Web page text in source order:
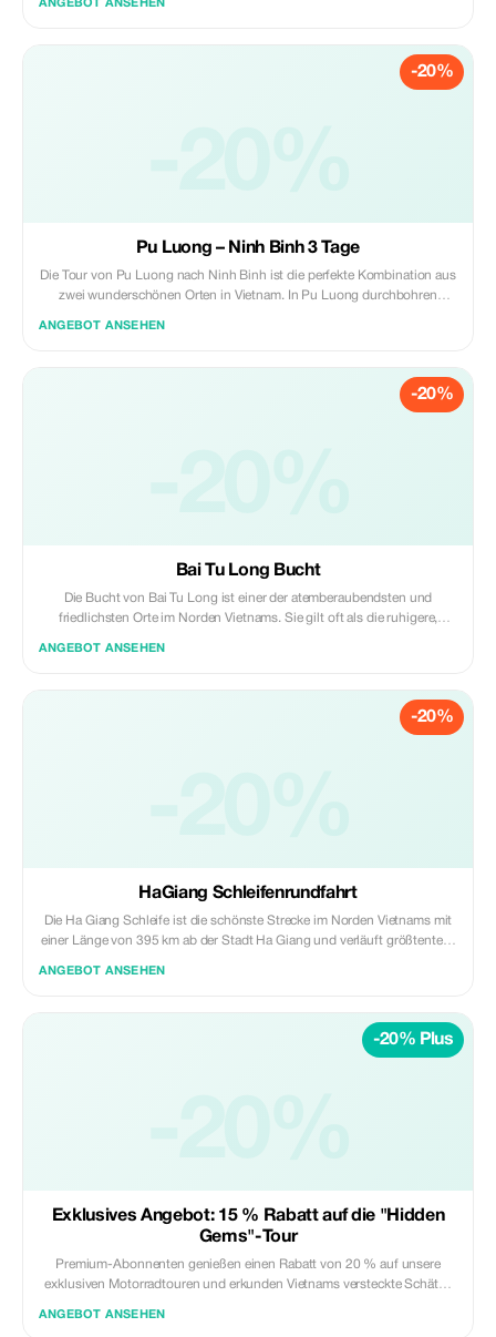
ANGEBOT ANSEHEN
-20%
Pu Luong – Ninh Binh 3 Tage
Die Tour von Pu Luong nach Ninh Binh ist die perfekte Kombination aus
zwei wunderschönen Orten in Vietnam. In Pu Luong durchbohren
ANGEBOT ANSEHEN
-20%
Bai Tu Long Bucht
Die Bucht von Bai Tu Long ist einer der atemberaubendsten und
friedlichsten Orte im Norden Vietnams. Sie gilt oft als die ruhigere,
ANGEBOT ANSEHEN
-20%
HaGiang Schleifenrundfahrt
Die Ha Giang Schleife ist die schönste Strecke im Norden Vietnams mit
einer Länge von 395 km ab der Stadt Ha Giang und verläuft größtenteils
ANGEBOT ANSEHEN
-20% Plus
Exklusives Angebot: 15 % Rabatt auf die "Hidden
Gems"-Tour
Premium-Abonnenten genießen einen Rabatt von 20 % auf unsere
exklusiven Motorradtouren und erkunden Vietnams versteckte Schätze
ANGEBOT ANSEHEN